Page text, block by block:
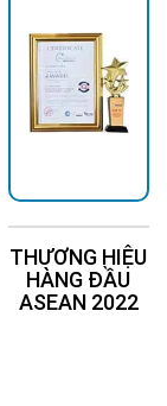
THƯƠNG HIỆU
HÀNG ĐẦU
ASEAN 2022